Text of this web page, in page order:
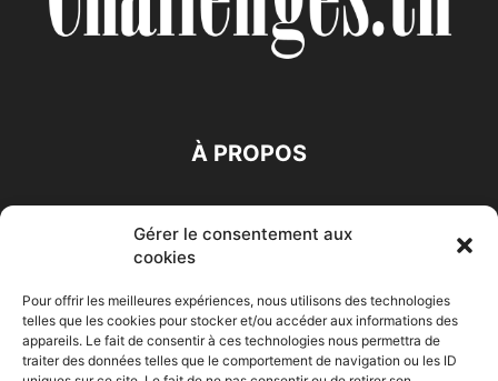
Gérer le consentement aux
cookies
Pour offrir les meilleures expériences, nous utilisons des technologies
telles que les cookies pour stocker et/ou accéder aux informations des
appareils. Le fait de consentir à ces technologies nous permettra de
traiter des données telles que le comportement de navigation ou les ID
À PROPOS